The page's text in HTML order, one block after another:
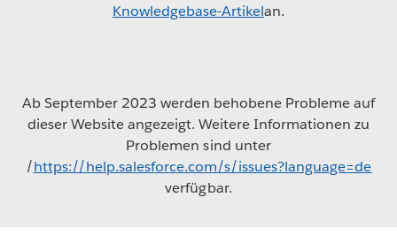
Knowledgebase-Artikelan.
Ab September 2023 werden behobene Probleme auf
dieser Website angezeigt. Weitere Informationen zu
Problemen sind unter
/https://help.salesforce.com/s/issues?language=de
verfügbar.